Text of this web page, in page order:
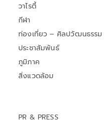
วาไรตี้
กีฬา
ท่องเที่ยว – ศิลปวัฒนธรรม
ประชาสัมพันธ์
ภูมิภาค
สิ่งแวดล้อม
PR & PRESS